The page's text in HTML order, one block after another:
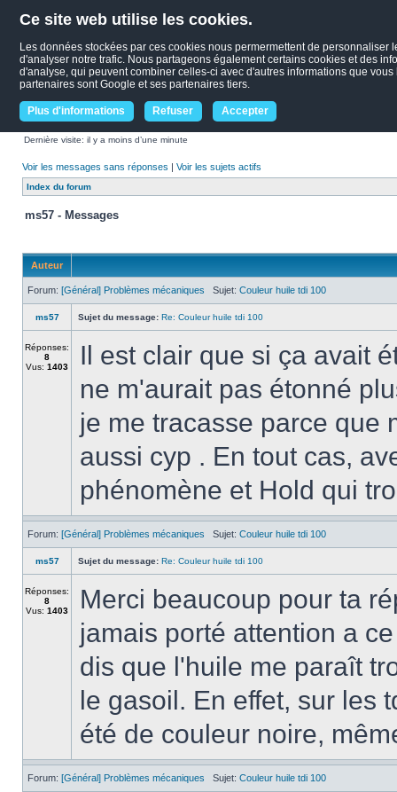
Ce site web utilise les cookies.
Les données stockées par ces cookies nous permermettent de
d'analyser notre trafic. Nous partageons également certains cookies et des
d'analyse, qui peuvent combiner celles-ci avec d'autres informations que
partenaires sont Google et ses partenaires tiers.
Plus d'informations Refuser Accepter
Dernière visite: il y a moins d’une minute
Voir les messages sans réponses | Voir les sujets actifs
Index du forum
ms57 - Messages
Auteur
Forum: [Général] Problèmes mécaniques Sujet: Couleur huile tdi 100
ms57 Sujet du message: Re: Couleur huile tdi 100
Réponses:
8
Vus: 1403
Il est clair que si ça avait
ne m'aurait pas étonné
je me tracasse parce que
aussi cyp . En tout cas,
phénomène et Hold qui
Forum: [Général] Problèmes mécaniques Sujet: Couleur huile tdi 100
ms57 Sujet du message: Re: Couleur huile tdi 100
Réponses:
8
Vus: 1403
Merci beaucoup pour ta
jamais porté attention a
dis que l'huile me paraît
le gasoil. En effet, sur les
été de couleur noire,
Forum: [Général] Problèmes mécaniques Sujet: Couleur huile tdi 100